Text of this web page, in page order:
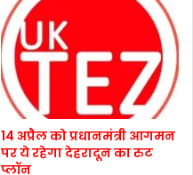
14 अप्रैल को प्रधानमंत्री आगमन
पर ये रहेगा देहरादून का रुट
प्लॉन